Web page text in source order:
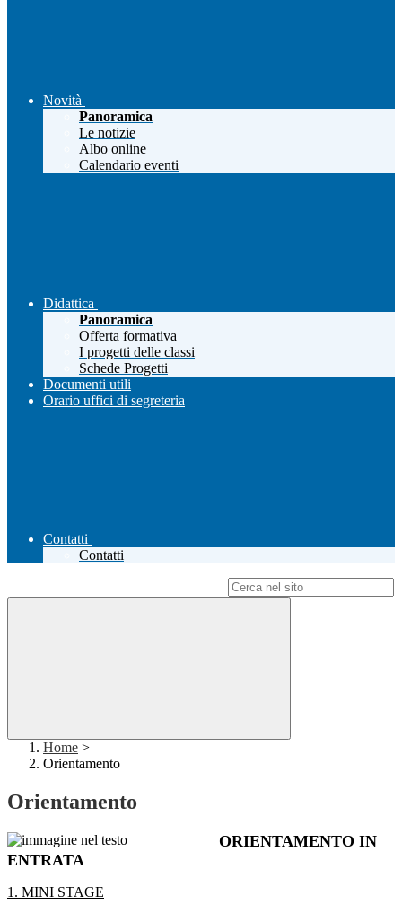
Novità
Panoramica
Le notizie
Albo online
Calendario eventi
Didattica
Panoramica
Offerta formativa
I progetti delle classi
Schede Progetti
Documenti utili
Orario uffici di segreteria
Contatti
Contatti
Home >
Orientamento
Orientamento
ORIENTAMENTO IN
ENTRATA
1. MINI STAGE